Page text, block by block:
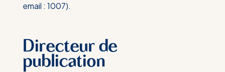
email : 1007).
Directeur de
publication